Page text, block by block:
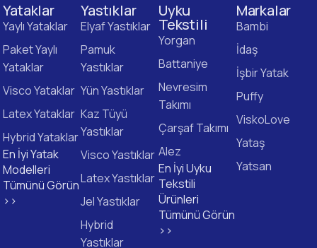
Yataklar
Yaylı Yataklar
Paket Yaylı
Yataklar
Visco Yataklar
Latex Yataklar
Hybrid Yataklar
En İyi Yatak
Modelleri
Tümünü Görün
>>
Yastıklar
Elyaf Yastıklar
Pamuk
Yastıklar
Yün Yastıklar
Kaz Tüyü
Yastıklar
Visco Yastıklar
Latex Yastıklar
Jel Yastıklar
Hybrid
Yastıklar
Uyku
Tekstili
Yorgan
Battaniye
Nevresim
Takımı
Çarşaf Takımı
Alez
En İyi Uyku
Tekstili
Ürünleri
Tümünü Görün
>>
Markalar
Bambi
İdaş
İşbir Yatak
Puffy
ViskoLove
Yataş
Yatsan